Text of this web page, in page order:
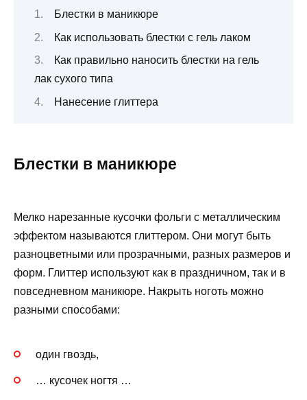
Блестки в маникюре
Как использовать блестки с гель лаком
Как правильно наносить блестки на гель
лак сухого типа
Нанесение глиттера
Блестки в маникюре
Мелко нарезанные кусочки фольги с металлическим
эффектом называются глиттером. Они могут быть
разноцветными или прозрачными, разных размеров и
форм. Глиттер используют как в праздничном, так и в
повседневном маникюре. Накрыть ноготь можно
разными способами:
один гвоздь,
… кусочек ногтя …